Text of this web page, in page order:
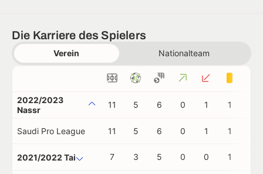
Die Karriere des Spielers
Verein Nationalteam
2022/2023
Nassr
11 5 6 0 1 1
Saudi Pro League 11 5 6 0 1 1
2021/2022 Tai 7 3 5 0 0 1